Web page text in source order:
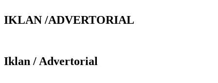
IKLAN /ADVERTORIAL
Iklan / Advertorial